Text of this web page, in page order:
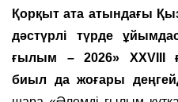
Қорқыт ата атындағы
дәстүрлі түрде
ғылым – 2026» ХХVIII
биыл да жоғары